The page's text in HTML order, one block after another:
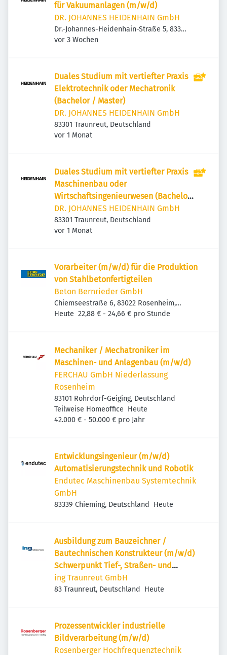
für Vakuumanlagen (m/w/d)
DR. JOHANNES HEIDENHAIN GmbH
Dr.-Johannes-Heidenhain-Straße 5, 83301
Traunreut, Deutschland
Veröffentlicht
vor 3 Wochen
Duales Studium mit vertiefter Praxis
Elektrotechnik oder Mechatronik
(Bachelor / Master)
DR. JOHANNES HEIDENHAIN GmbH
83301 Traunreut, Deutschland
Veröffentlicht
vor 1 Monat
Duales Studium mit vertiefter Praxis
Maschinenbau oder
Wirtschaftsingenieurwesen (Bachelor
/ Master)
DR. JOHANNES HEIDENHAIN GmbH
83301 Traunreut, Deutschland
Veröffentlicht
vor 1 Monat
Vorarbeiter (m/w/d) für die Produktion
von Stahlbetonfertigteilen
Beton Bernrieder GmbH
Chiemseestraße 6, 83022 Rosenheim,
Deutschland
Veröffentlicht:
Heute 22,88 € - 24,66 € pro Stunde
Mecha­niker / Mecha­tro­niker im
Maschinen- und Anla­genbau (m/w/d)
FERCHAU GmbH Niederlassung
Rosenheim
83101 Rohrdorf-Geiging, Deutschland
Teilweise Homeoffice Veröffentlicht
Heute
42.000 € - 50.000 € pro Jahr
Entwicklungsingenieur (m/w/d)
Automatisierungstechnik und Robotik
Endutec Maschinenbau Systemtechnik
GmbH
83339 Chieming, Deutschland Veröffentlicht
Heute
Ausbildung zum Bauzeichner /
Bautechnischen Konstrukteur (m/w/d)
Schwerpunkt Tief-, Straßen- und
Landschaftsbau für 2027
ing Traunreut GmbH
83 Traunreut, Deutschland Veröffentlicht
Heute
Prozessentwickler industrielle
Bildverarbeitung (m/w/d)
Rosenberger Hochfrequenztechnik